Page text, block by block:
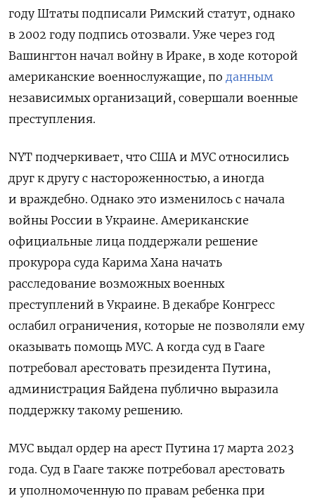
году Штаты подписали Римский статут, однако
в 2002 году подпись отозвали. Уже через год
Вашингтон начал войну в Ираке, в ходе которой
американские военнослужащие, по данным
независимых организаций, совершали военные
преступления.
NYT подчеркивает, что США и МУС относились
друг к другу с настороженностью, а иногда
и враждебно. Однако это изменилось с начала
войны России в Украине. Американские
официальные лица поддержали решение
прокурора суда Карима Хана начать
расследование возможных военных
преступлений в Украине. В декабре Конгресс
ослабил ограничения, которые не позволяли ему
оказывать помощь МУС. А когда суд в Гааге
потребовал арестовать президента Путина,
администрация Байдена публично выразила
поддержку такому решению.
МУС выдал ордер на арест Путина 17 марта 2023
года. Суд в Гааге также потребовал арестовать
и уполномоченную по правам ребенка при